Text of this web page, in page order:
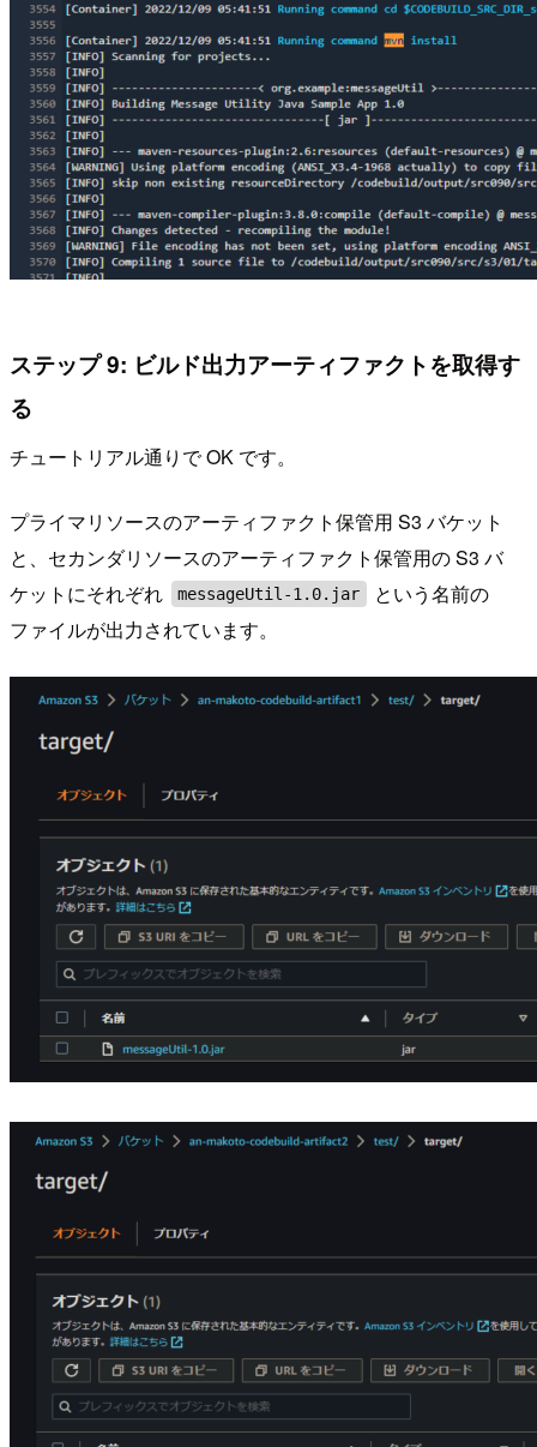
ステップ 9: ビルド出力アーティファクトを取得す
る
チュートリアル通りで OK です。
プライマリソースのアーティファクト保管用 S3 バケット
と、セカンダリソースのアーティファクト保管用の S3 バ
ケットにそれぞれ
messageUtil-1.0.jar
という名前の
ファイルが出力されています。